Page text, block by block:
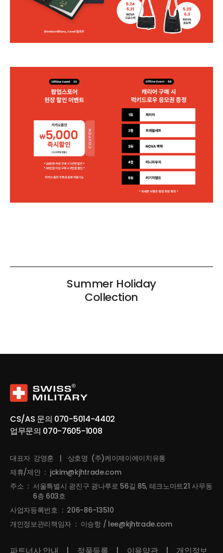
Summer Holiday
Collection
CS/AS 문의 070-5014-4402
업무문의 070-7605-1008
대표자 강영훈 | 상호명 (주)케이제이에이치유통
제휴/제안 : jckim@kjhtrade.com
주소 : 서울특별시 광진구 광나루로 56길 85, 테크노마트21 사무동
6층 603호
사업자등록번호 : 206-86-13510
개인정보관리책임자 : 이승항 / lee@kjhtrade.com
파트너사 안내 | 정품등록 | 이용약관 | 개인정보